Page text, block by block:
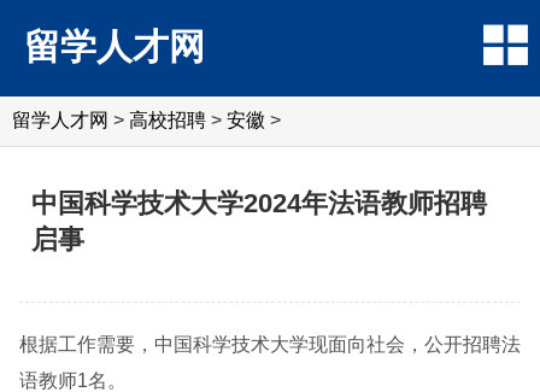
留学人才网
留学人才网 > 高校招聘 > 安徽 >
中国科学技术大学2024年法语教师招聘
启事
根据工作需要，中国科学技术大学现面向社会，公开招聘法
语教师1名。